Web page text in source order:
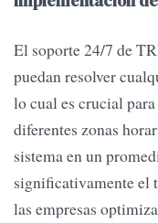
El soporte 24/7 de
puedan resolver
lo cual es crucial
diferentes zonas
sistema en un
significativamente el
las empresas